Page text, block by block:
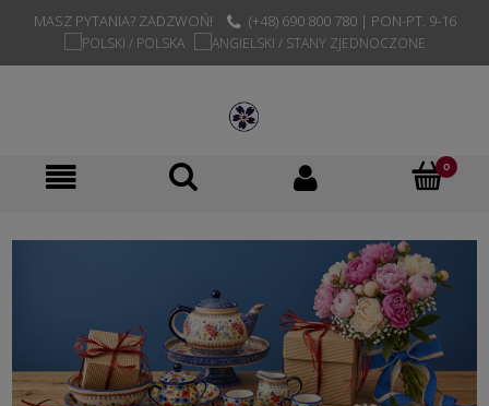
MASZ PYTANIA? ZADZWOŃ! (+48) 690 800 780 | PON-PT. 9-16